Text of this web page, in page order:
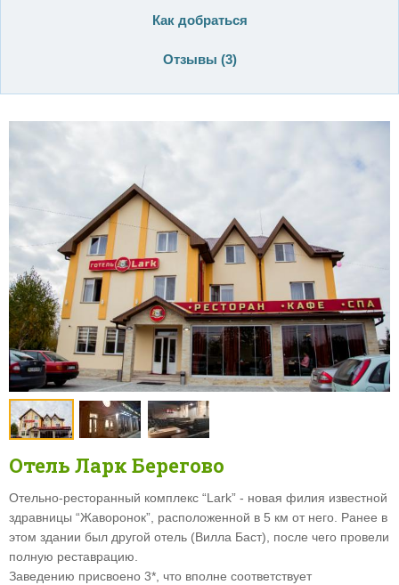
Как добраться
Отзывы (3)
Отель Ларк Берегово
Отельно-ресторанный комплекс “Lark” - новая филия известной
здравницы “Жаворонок”, расположенной в 5 км от него. Ранее в
этом здании был другой отель (Вилла Баст), после чего провели
полную реставрацию.
Заведению присвоено 3*, что вполне соответствует